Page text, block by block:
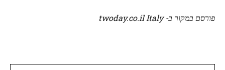
פורסם במקור ב- twoday.co.il Italy